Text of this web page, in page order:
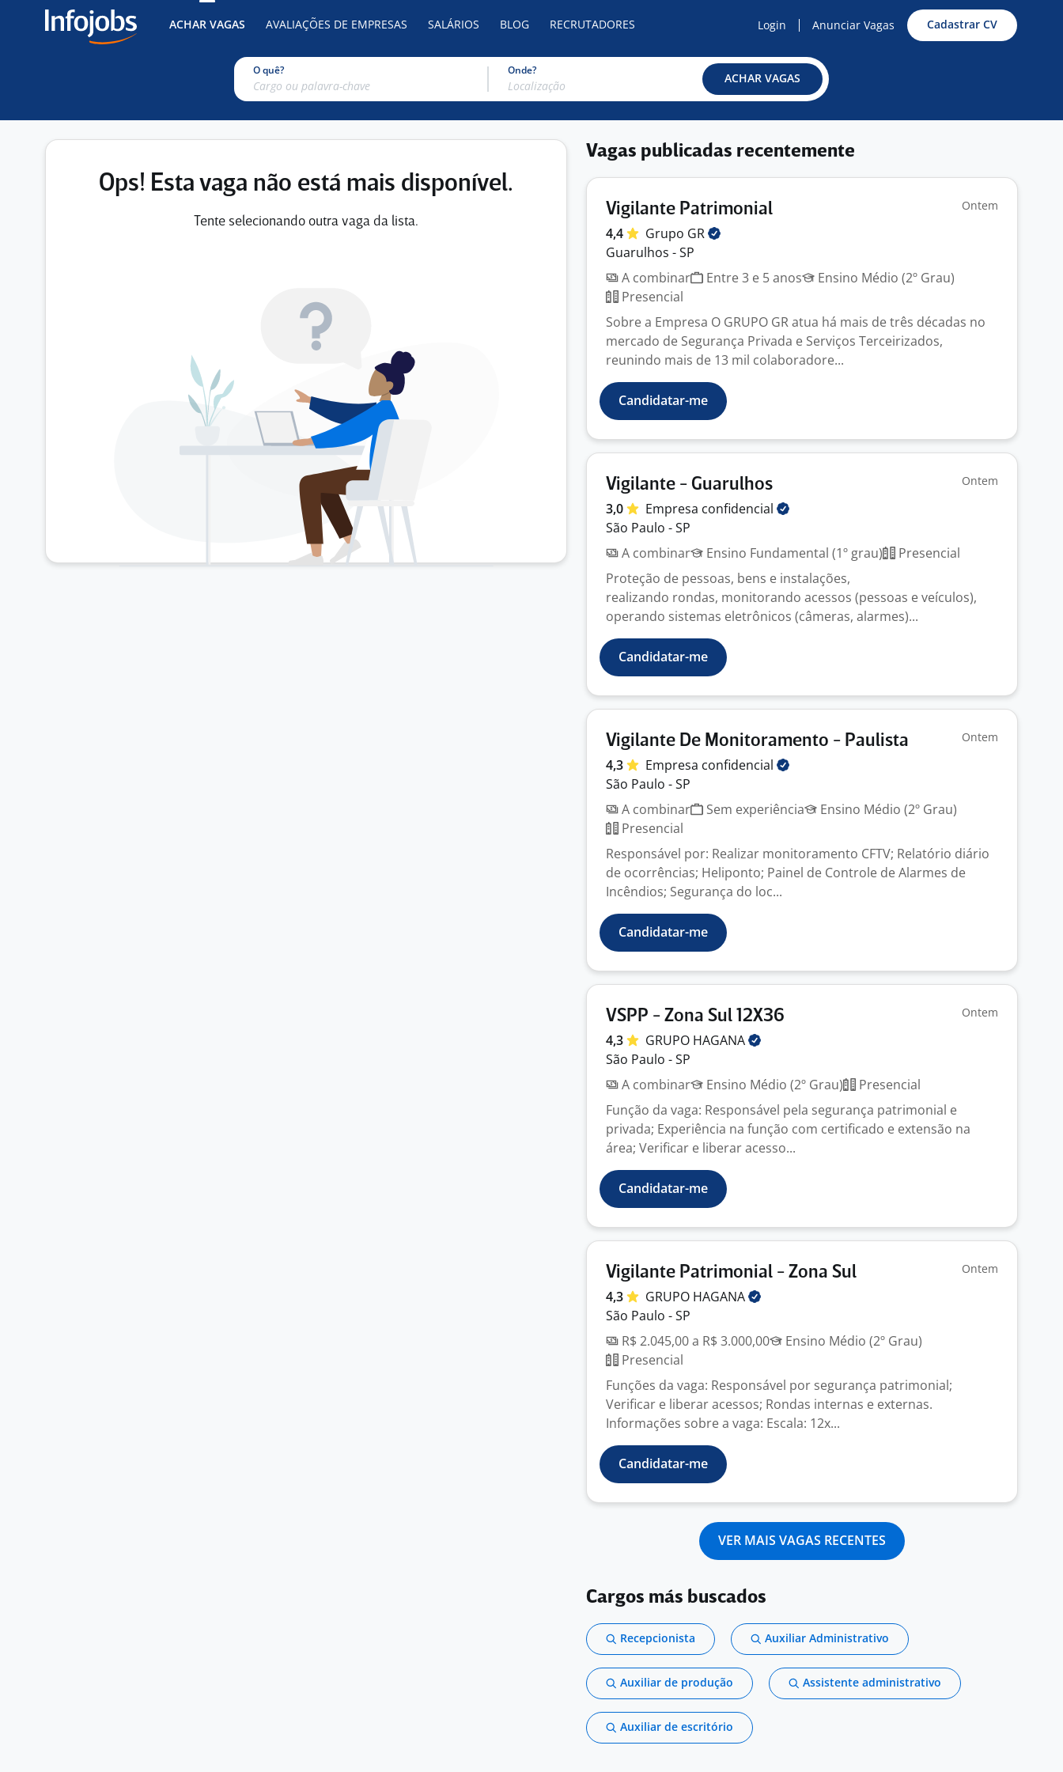
ACHAR VAGAS AVALIAÇÕES DE EMPRESAS SALÁRIOS BLOG RECRUTADORES Login Anunciar Vagas Cadastrar CV
O quê? Onde?
ACHAR VAGAS
Ops! Esta vaga não está mais disponível.
Tente selecionando outra vaga da lista.
Vagas publicadas recentemente
Vigilante Patrimonial Ontem
4,4 Grupo GR
Guarulhos - SP
A combinar
Entre 3 e 5 anos
Ensino Médio (2º Grau)
Presencial
Sobre a Empresa O GRUPO GR atua há mais de três décadas no
mercado de Segurança Privada e Serviços Terceirizados,
reunindo mais de 13 mil colaboradore...
Candidatar-me
Vigilante - Guarulhos Ontem
3,0 Empresa confidencial
São Paulo - SP
A combinar
Ensino Fundamental (1º grau)
Presencial
Proteção de pessoas, bens e instalações,
realizando rondas, monitorando acessos (pessoas e veículos),
operando sistemas eletrônicos (câmeras, alarmes)...
Candidatar-me
Vigilante De Monitoramento - Paulista Ontem
4,3 Empresa confidencial
São Paulo - SP
A combinar
Sem experiência
Ensino Médio (2º Grau)
Presencial
Responsável por: Realizar monitoramento CFTV; Relatório diário
de ocorrências; Heliponto; Painel de Controle de Alarmes de
Incêndios; Segurança do loc...
Candidatar-me
VSPP - Zona Sul 12X36 Ontem
4,3 GRUPO HAGANA
São Paulo - SP
A combinar
Ensino Médio (2º Grau)
Presencial
Função da vaga: Responsável pela segurança patrimonial e
privada; Experiência na função com certificado e extensão na
área; Verificar e liberar acesso...
Candidatar-me
Vigilante Patrimonial - Zona Sul Ontem
4,3 GRUPO HAGANA
São Paulo - SP
R$ 2.045,00 a R$ 3.000,00
Ensino Médio (2º Grau)
Presencial
Funções da vaga: Responsável por segurança patrimonial;
Verificar e liberar acessos; Rondas internas e externas.
Informações sobre a vaga: Escala: 12x...
Candidatar-me
VER MAIS VAGAS RECENTES
Cargos más buscados
Recepcionista Auxiliar Administrativo
Auxiliar de produção Assistente administrativo
Auxiliar de escritório